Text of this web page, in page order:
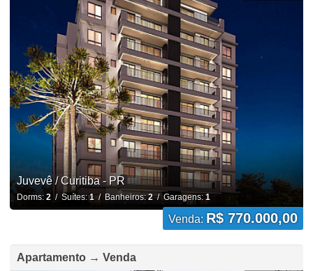
Juvevê / Curitiba - PR
Dorms: 2/ Suítes:1/ Banheiros:2/ Garagens:1
Venda: R$ 770.000,00
Apartamento → Venda